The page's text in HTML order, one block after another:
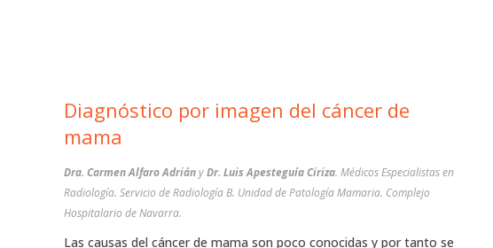
Diagnóstico por imagen del cáncer de
mama
Dra. Carmen Alfaro AdriányDr. Luis Apesteguía Ciriza. Médicos Especialistas en
Radiología. Servicio de Radiología B. Unidad de Patología Mamaria. Complejo
Hospitalario de Navarra.
Las causas del cáncer de mama son poco conocidas y por tanto se